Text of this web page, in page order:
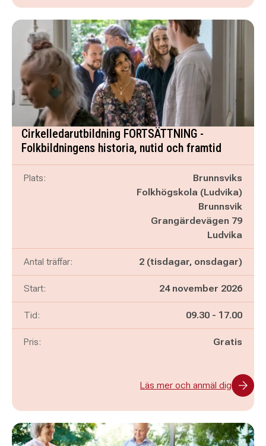
Cirkelledarutbildning FORTSÄTTNING -
Folkbildningens historia, nutid och framtid
Plats:
Brunnsviks
Folkhögskola (Ludvika)
Brunnsvik
Grangärdevägen 79
Ludvika
Antal träffar: 2 (tisdagar, onsdagar)
Start: 24 november 2026
Tid: Pågår mellan
09.30 - och
17.00
Pris: Gratis
Läs mer och anmäl dig